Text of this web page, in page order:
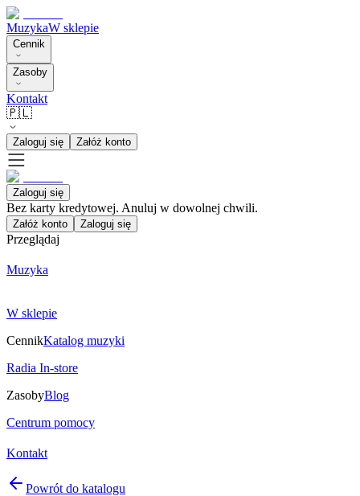
MuzykaW sklepie
Cennik
Zasoby
Kontakt
🇵🇱
Zaloguj się Załóż konto
Zaloguj się
Bez karty kredytowej. Anuluj w dowolnej chwili.
Załóż konto Zaloguj się
Przeglądaj
Muzyka
W sklepie
CennikKatalog muzyki
Radia In-store
ZasobyBlog
Centrum pomocy
Kontakt
Powrót do katalogu